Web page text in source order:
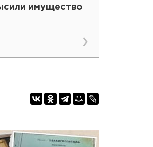
имущество